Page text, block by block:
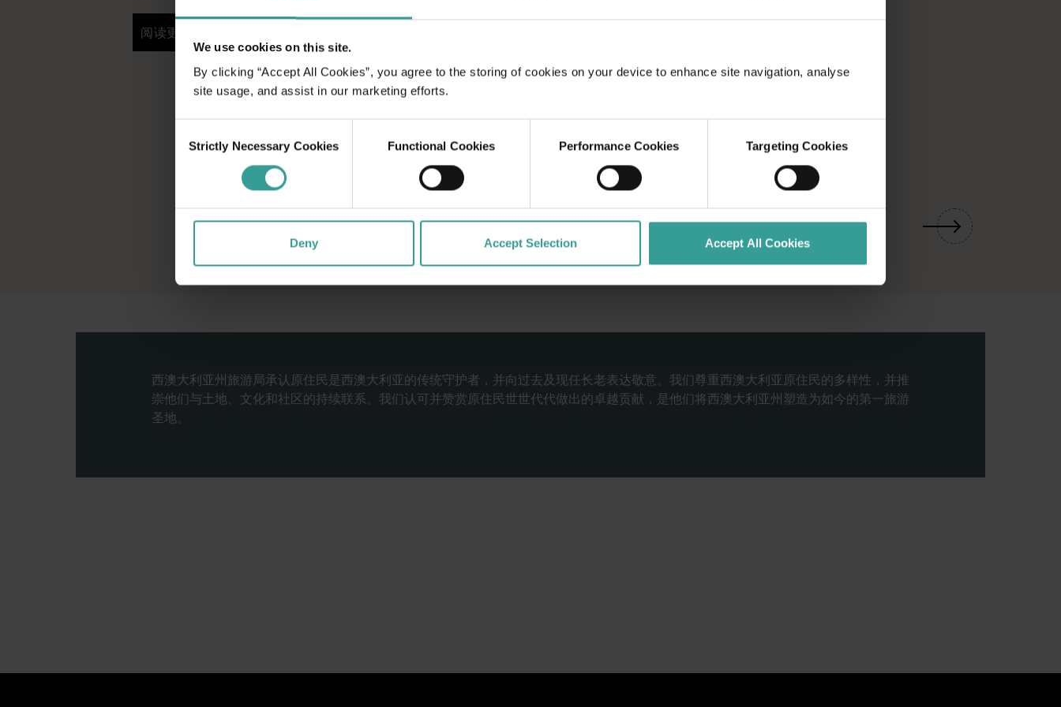
We use cookies on this site.
By clicking “Accept All Cookies”, you agree to the storing of cookies on your device to enhance site navigation, analyse
site usage, and assist in our marketing efforts.
Selection
Strictly Necessary Cookies Functional Cookies Performance Cookies Targeting Cookies
Deny Accept Selection Accept All Cookies
01/03
阅读更多
阅读更多
西澳大利亚州旅游局承认原住民是西澳大利亚的传统守护者，并向过去及现任长老表达敬意。我们尊重西澳大利亚原住民的多样性，并推
崇他们与土地、文化和社区的持续联系。我们认可并赞赏原住民世世代代做出的卓越贡献，是他们将西澳大利亚州塑造为如今的第一旅游
圣地。